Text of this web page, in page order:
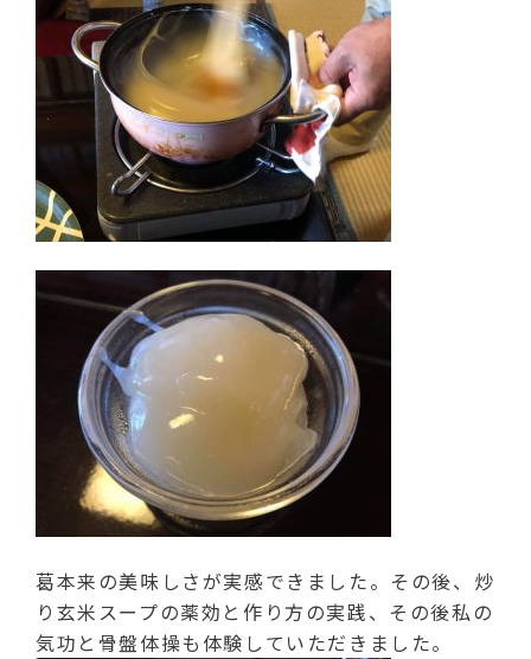
葛本来の美味しさが実感できました。その後、炒
り玄米スープの薬効と作り方の実践、その後私の
気功と骨盤体操も体験していただきました。